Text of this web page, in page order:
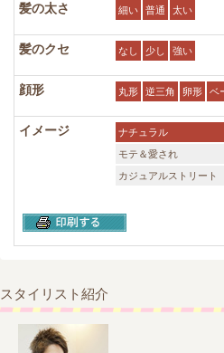
髪の太さ 細い 普通 太い
髪のクセ なし 少し 強い
顔形 丸形 逆三角 卵形 ベ
イメージ ナチュラル
モテ＆愛され
カジュアルストリート
スタイリスト紹介